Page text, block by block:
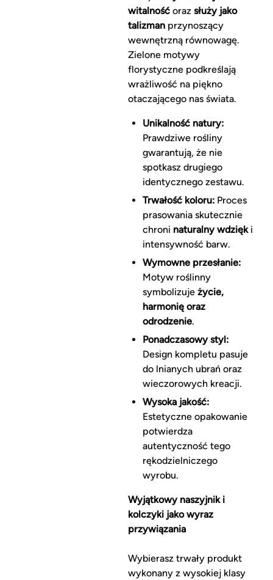
witalnośćoraz służy jako
talizmanprzynoszący
wewnętrzną równowagę.
Zielone motywy
florystyczne podkreślają
wrażliwość na piękno
otaczającego nas świata.
Unikalność natury:
Prawdziwe rośliny
gwarantują, że nie
spotkasz drugiego
identycznego zestawu.
Trwałość koloru:Proces
prasowania skutecznie
chroni naturalny wdzięki
intensywność barw.
Wymowne przesłanie:
Motyw roślinny
symbolizuje życie,
harmonię oraz
odrodzenie.
Ponadczasowy styl:
Design kompletu pasuje
do lnianych ubrań oraz
wieczorowych kreacji.
Wysoka jakość:
Estetyczne opakowanie
potwierdza
autentyczność tego
rękodzielniczego
wyrobu.
Wyjątkowy naszyjnik i
kolczyki jako wyraz
przywiązania
Wybierasz trwały produkt
wykonany z wysokiej klasy